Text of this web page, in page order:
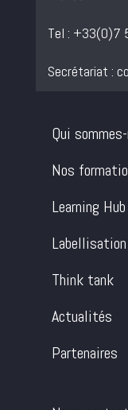
Tel : +33(0)7
Secrétariat :
Qui
Nos
Learning Hub
Think tank
Actualités
Partenaires